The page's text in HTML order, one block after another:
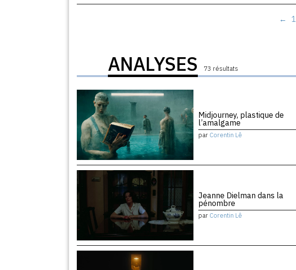
← 1
ANALYSES 73 résultats
Midjourney, plastique de
l’amalgame
par Corentin Lê
Jeanne Dielman dans la
pénombre
par Corentin Lê